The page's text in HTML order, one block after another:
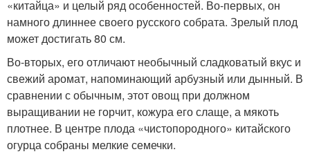
«китайца» и целый ряд особенностей. Во-первых, он
намного длиннее своего русского собрата. Зрелый плод
может достигать 80 см.
Во-вторых, его отличают необычный сладковатый вкус и
свежий аромат, напоминающий арбузный или дынный. В
сравнении с обычным, этот овощ при должном
выращивании не горчит, кожура его слаще, а мякоть
плотнее. В центре плода «чистопородного» китайского
огурца собраны мелкие семечки.